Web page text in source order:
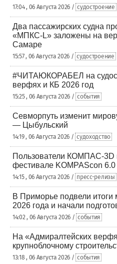
17:04 , 06 Августа 2026 / судостроение
Два пассажирских судна
«МПКС-L» заложены на
Самаре
15:57 , 06 Августа 2026 / судостроение
#ЧИТАЮКОРАБЕЛ на
верфях и КБ 2026 год
15:25 , 06 Августа 2026 / события
Севморпуть изменит
— Цыбульский
14:19 , 06 Августа 2026 / судоходство
Пользователи КОМПАС-3D
фестивале KOMPAScon
14:15 , 06 Августа 2026 / пресс-релизы
В Приморье подвели итоги
2026 года и начали
14:02 , 06 Августа 2026 / события
На «Адмиралтейских
крупноблочному
13:18 , 06 Августа 2026 / события